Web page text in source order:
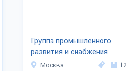
Группа промышленного
развития и снабжения
Москва 12